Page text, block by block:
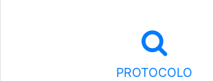
PROTOCOLO